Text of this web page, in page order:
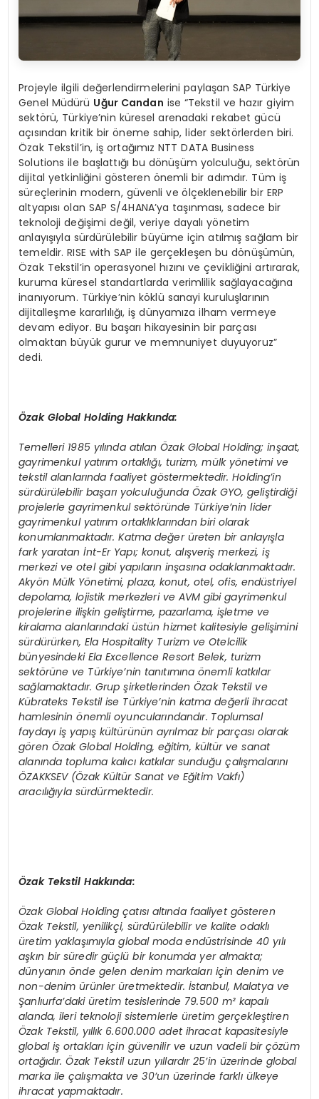
Projeyle ilgili değerlendirmelerini paylaşan SAP Türkiye
Genel Müdürü Uğur Candan ise “Tekstil ve hazır giyim
sektörü, Türkiye’nin küresel arenadaki rekabet gücü
açısından kritik bir öneme sahip, lider sektörlerden biri.
Özak Tekstil’in, iş ortağımız NTT DATA Business
Solutions ile başlattığı bu dönüşüm yolculuğu, sektörün
dijital yetkinliğini gösteren önemli bir adımdır. Tüm iş
süreçlerinin modern, güvenli ve ölçeklenebilir bir ERP
altyapısı olan SAP S/4HANA’ya taşınması, sadece bir
teknoloji değişimi değil, veriye dayalı yönetim
anlayışıyla sürdürülebilir büyüme için atılmış sağlam bir
temeldir. RISE with SAP ile gerçekleşen bu dönüşümün,
Özak Tekstil’in operasyonel hızını ve çevikliğini artırarak,
kuruma küresel standartlarda verimlilik sağlayacağına
inanıyorum. Türkiye’nin köklü sanayi kuruluşlarının
dijitalleşme kararlılığı, iş dünyamıza ilham vermeye
devam ediyor. Bu başarı hikayesinin bir parçası
olmaktan büyük gurur ve memnuniyet duyuyoruz”
dedi.
Özak Global Holding Hakkında:
Temelleri 1985 yılında atılan Özak Global Holding; inşaat,
gayrimenkul yatırım ortaklığı, turizm, mülk yönetimi ve
tekstil alanlarında faaliyet göstermektedir. Holding’in
sürdürülebilir başarı yolculuğunda Özak GYO, geliştirdiği
projelerle gayrimenkul sektöründe Türkiye’nin lider
gayrimenkul yatırım ortaklıklarından biri olarak
konumlanmaktadır. Katma değer üreten bir anlayışla
fark yaratan İnt-Er Yapı; konut, alışveriş merkezi, iş
merkezi ve otel gibi yapıların inşasına odaklanmaktadır.
Akyön Mülk Yönetimi, plaza, konut, otel, ofis, endüstriyel
depolama, lojistik merkezleri ve AVM gibi gayrimenkul
projelerine ilişkin geliştirme, pazarlama, işletme ve
kiralama alanlarındaki üstün hizmet kalitesiyle gelişimini
sürdürürken, Ela Hospitality Turizm ve Otelcilik
bünyesindeki Ela Excellence Resort Belek, turizm
sektörüne ve Türkiye’nin tanıtımınaönemli katkılar
sağlamaktadır. Grup şirketlerinden Özak Tekstil ve
Kübrateks Tekstil ise Türkiye’nin katma değerli ihracat
hamlesininönemli oyuncularındandır. Toplumsal
faydayı iş yapış kültürünün ayrılmaz bir parçası olarak
gören Özak Global Holding, eğitim, kültür ve sanat
alanında topluma kalıcı katkılar sunduğu çalışmalarını
ÖZAKKSEV (Özak Kültür Sanat ve Eğitim Vakfı)
aracılığıyla sürdürmektedir.
Özak Tekstil Hakkında:
Özak Global Holding çatısı altında faaliyet gösteren
Özak Tekstil, yenilikçi, sürdürülebilir ve kalite odaklı
üretim yaklaşımıyla global moda endüstrisinde 40 yılı
aşkın bir süredir güçlü bir konumda yer almakta;
dünyanınönde gelen denim markaları için denim ve
non-denim ürünler üretmektedir. İstanbul, Malatya ve
Şanlıurfa’daki üretim tesislerinde 79.500 m² kapalı
alanda, ileri teknoloji sistemlerle üretim gerçekleştiren
Özak Tekstil, yıllık 6.600.000 adet ihracat kapasitesiyle
global iş ortakları için güvenilir ve uzun vadeli bir çözüm
ortağıdır. Özak Tekstil uzun yıllardır 25’in üzerinde global
marka ile çalışmakta ve 30’un üzerinde farklı ülkeye
ihracat yapmaktadır.